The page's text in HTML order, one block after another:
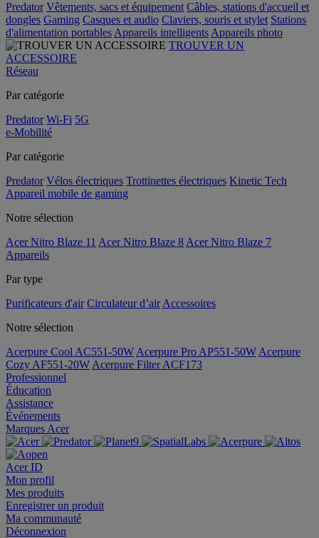
Predator Vêtements, sacs et équipement Câbles, stations d'accueil et
dongles Gaming Casques et audio Claviers, souris et stylet Stations
d'alimentation portables Appareils intelligents Appareils photo
TROUVER UN
ACCESSOIRE
Réseau
Par catégorie
Predator Wi-Fi 5G
e-Mobilité
Par catégorie
Predator Vélos électriques Trottinettes électriques Kinetic Tech
Appareil mobile de gaming
Notre sélection
Acer Nitro Blaze 11 Acer Nitro Blaze 8 Acer Nitro Blaze 7
Appareils
Par type
Purificateurs d'air Circulateur d’air Accessoires
Notre sélection
Acerpure Cool AC551-50W Acerpure Pro AP551-50W Acerpure
Cozy AF551-20W Acerpure Filter ACF173
Professionnel
Éducation
Assistance
Événements
Marques Acer
Acer ID
Mon profil
Mes produits
Enregistrer un produit
Ma communauté
Déconnexion